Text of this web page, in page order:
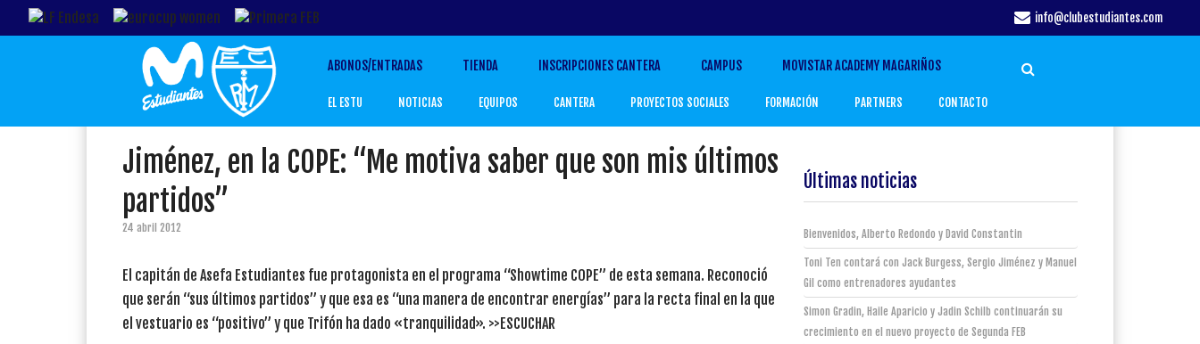
info@clubestudiantes.com
ABONOS/ENTRADAS TIENDA INSCRIPCIONES CANTERA CAMPUS MOVISTAR ACADEMY MAGARIÑOS
EL ESTU NOTICIAS EQUIPOS CANTERA PROYECTOS SOCIALES FORMACIÓN PARTNERS CONTACTO
Jiménez, en la COPE: “Me motiva saber que son mis últimos
partidos”
24 abril 2012
El capitán de Asefa Estudiantes fue protagonista en el programa “Showtime COPE” de esta semana. Reconoció
que serán “sus últimos partidos” y que esa es “una manera de encontrar energías” para la recta final en la que
el vestuario es “positivo” y que Trifón ha dado «tranquilidad». >>ESCUCHAR
Últimas noticias
Bienvenidos, Alberto Redondo y David Constantin
Toni Ten contará con Jack Burgess, Sergio Jiménez y Manuel
Gil como entrenadores ayudantes
Simon Gradin, Haile Aparicio y Jadin Schilb continuarán su
crecimiento en el nuevo proyecto de Segunda FEB